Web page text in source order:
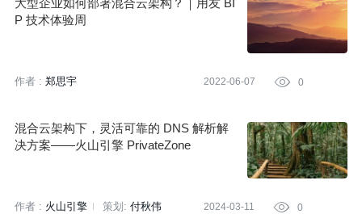
大型企业如何部署混合云架构？｜用友 BI
P 技术体验周
作者 : 郑思宇 2022-06-07  0
混合云架构下，灵活可靠的 DNS 解析解
决方案——火山引擎 PrivateZone
作者 : 火山引擎 策划: 付秋伟 2024-03-11  0